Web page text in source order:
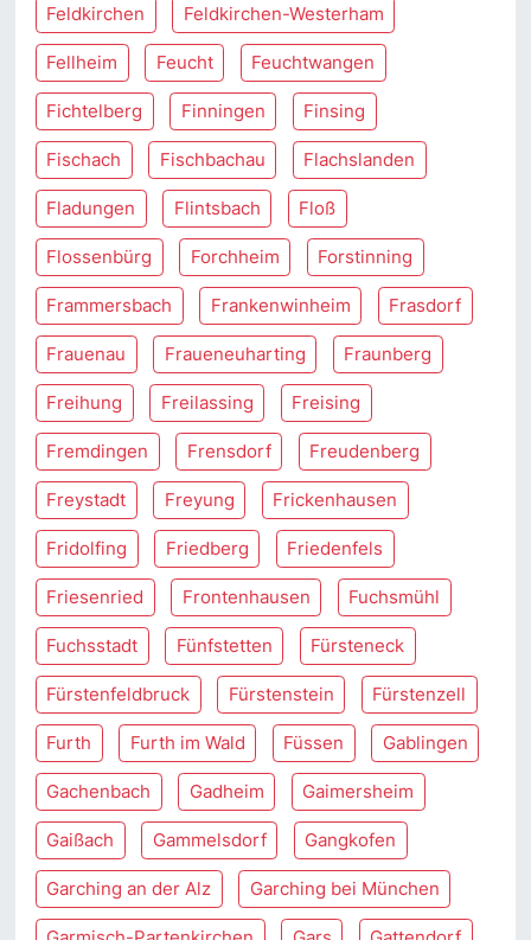
Feldkirchen Feldkirchen-Westerham
Fellheim Feucht Feuchtwangen
Fichtelberg Finningen Finsing
Fischach Fischbachau Flachslanden
Fladungen Flintsbach Floß
Flossenbürg Forchheim Forstinning
Frammersbach Frankenwinheim Frasdorf
Frauenau Fraueneuharting Fraunberg
Freihung Freilassing Freising
Fremdingen Frensdorf Freudenberg
Freystadt Freyung Frickenhausen
Fridolfing Friedberg Friedenfels
Friesenried Frontenhausen Fuchsmühl
Fuchsstadt Fünfstetten Fürsteneck
Fürstenfeldbruck Fürstenstein Fürstenzell
Furth Furth im Wald Füssen Gablingen
Gachenbach Gadheim Gaimersheim
Gaißach Gammelsdorf Gangkofen
Garching an der Alz Garching bei München